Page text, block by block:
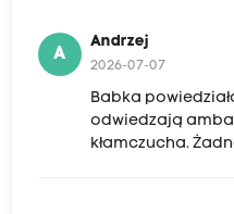
A
Andrzej
2026-07-07
Babka
odwiedzają
kłamczucha.